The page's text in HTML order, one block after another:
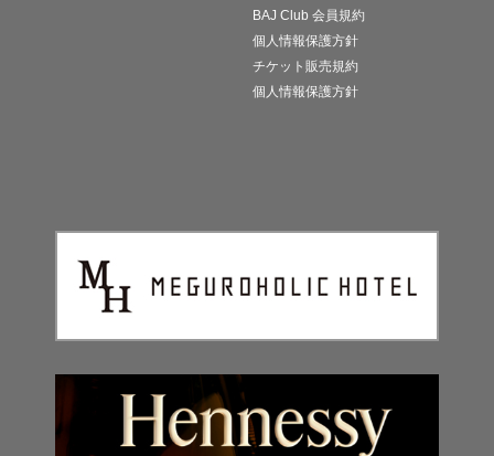
BAJ Club 会員規約
個人情報保護方針
チケット販売規約
個人情報保護方針